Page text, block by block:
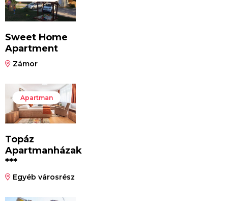
Sweet Home
Apartment
Zámor
Apartman
Topáz
Apartmanházak
***
Egyéb városrész